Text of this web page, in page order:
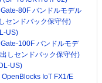
80F バンドルモデル
センドバック保守付)
US)
100F バンドルモデ
しセンドバック保守付)
US)
OpenBlocks IoT FX1/E